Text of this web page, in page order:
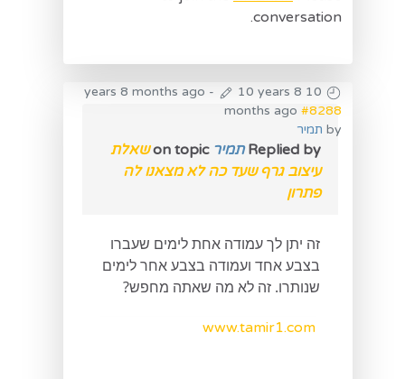
conversation.
10 years 8 months ago
-
10 years 8
months ago #8288
by תמיר
Replied by תמיר on topic
שאלת
עיצוב גרף שעד כה לא מצאנו לה
פתרון
זה יתן לך עמודה אחת לימים שעברו
בצבע אחד ועמודה בצבע אחר לימים
שנותרו. זה לא מה שאתה מחפש?
www.tamir1.com